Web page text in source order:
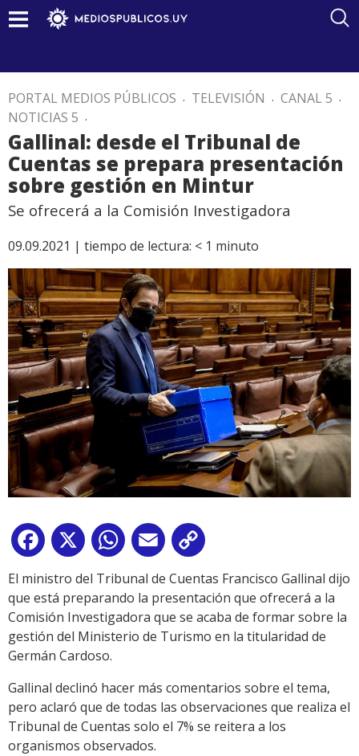
PORTAL MEDIOS PÚBLICOS . TELEVISIÓN . CANAL 5 .
NOTICIAS 5 .
Gallinal: desde el Tribunal de
Cuentas se prepara presentación
sobre gestión en Mintur
Se ofrecerá a la Comisión Investigadora
09.09.2021 | tiempo de lectura: < 1 minuto
Facebook
X WhatsApp
Email
Link
El ministro del Tribunal de Cuentas Francisco Gallinal dijo
que está preparando la presentación que ofrecerá a la
Comisión Investigadora que se acaba de formar sobre la
gestión del Ministerio de Turismo en la titularidad de
Germán Cardoso.
Gallinal declinó hacer más comentarios sobre el tema,
pero aclaró que de todas las observaciones que realiza el
Tribunal de Cuentas solo el 7% se reitera a los
organismos observados.